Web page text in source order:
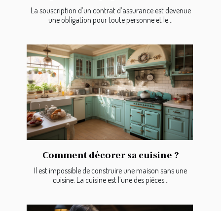
La souscription d’un contrat d’assurance est devenue
une obligation pour toute personne et le...
Comment décorer sa cuisine ?
Il est impossible de construire une maison sans une
cuisine. La cuisine est l’une des pièces...